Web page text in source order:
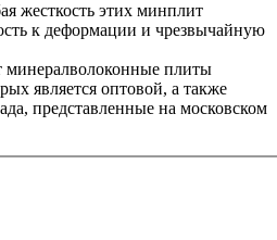
жесткость этих минплит
к деформации и чрезвычайную
минералволоконные плиты
является оптовой, а также
представленные на московском